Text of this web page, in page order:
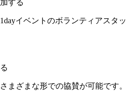
する
イベントのボランティアスタッ
まざまな形での協賛が可能です。